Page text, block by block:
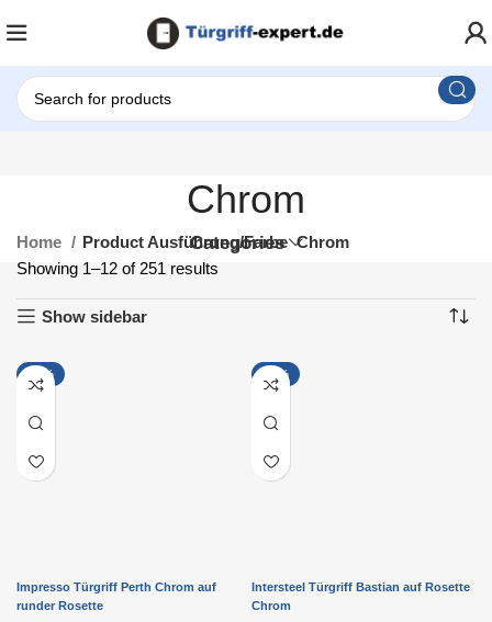
Chrom
Categories
Home Product Ausführung/Farbe Chrom
Showing 1–12 of 251 results
Show sidebar
-46%
Impresso Türgriff Perth Chrom auf
runder Rosette
-19%
Intersteel Türgriff Bastian auf Rosette
Chrom